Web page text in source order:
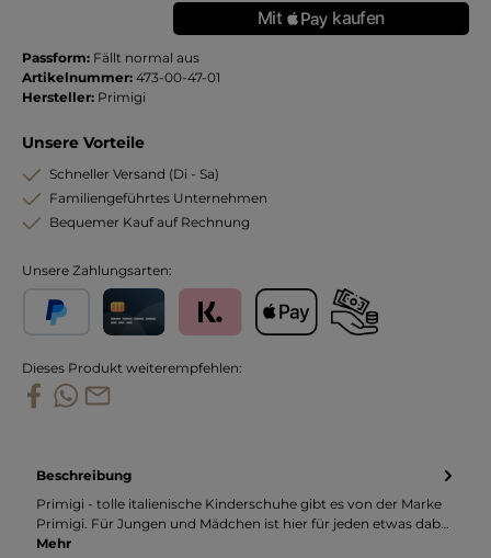
Passform: Fällt normal aus
Artikelnummer: 473-00-47-01
Hersteller: Primigi
Unsere Vorteile
Schneller Versand (Di - Sa)
Familiengeführtes Unternehmen
Bequemer Kauf auf Rechnung
Unsere Zahlungsarten:
Dieses Produkt weiterempfehlen:
Beschreibung
Primigi - tolle italienische Kinderschuhe gibt es von der Marke
Primigi. Für Jungen und Mädchen ist hier für jeden etwas dab…
Mehr